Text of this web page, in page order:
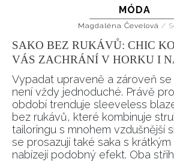
MÓDA
Magdaléna Čevelová /
SAKO BEZ RUKÁVŮ: CHIC
VÁS ZACHRÁNÍ V HORKU I
Vypadat upraveně a zároveň
není vždy jednoduché. Právě
období trenduje sleeveless
bez rukávů, které kombinuje
tailoringu s mnohem vzdušnější
se prosazují také saka s
nabízejí podobný efekt. Oba